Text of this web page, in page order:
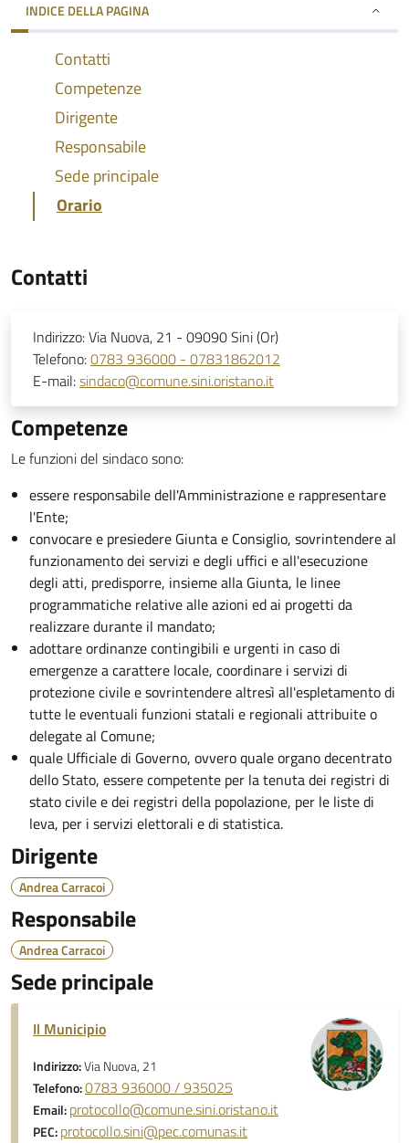
INDICE DELLA PAGINA
Contatti
Competenze
Dirigente
Responsabile
Sede principale
Orario
Contatti
Indirizzo:Via Nuova, 21 - 09090 Sini (Or)
Telefono:0783 936000 - 07831862012
E-mail:sindaco@comune.sini.oristano.it
Competenze
Le funzioni del sindaco sono:
essere responsabile dell'Amministrazione e rappresentare
l'Ente;
convocare e presiedere Giunta e Consiglio, sovrintendere al
funzionamento dei servizi e degli uffici e all'esecuzione
degli atti, predisporre, insieme alla Giunta, le linee
programmatiche relative alle azioni ed ai progetti da
realizzare durante il mandato;
adottare ordinanze contingibili e urgenti in caso di
emergenze a carattere locale, coordinare i servizi di
protezione civile e sovrintendere altresì all'espletamento di
tutte le eventuali funzioni statali e regionali attribuite o
delegate al Comune;
quale Ufficiale di Governo, ovvero quale organo decentrato
dello Stato, essere competente per la tenuta dei registri di
stato civile e dei registri della popolazione, per le liste di
leva, per i servizi elettorali e di statistica.
Dirigente
Andrea Carracoi
Responsabile
Andrea Carracoi
Sede principale
Il Municipio
Indirizzo:Via Nuova, 21
Telefono:0783 936000 / 935025
Email:protocollo@comune.sini.oristano.it
PEC:protocollo.sini@pec.comunas.it